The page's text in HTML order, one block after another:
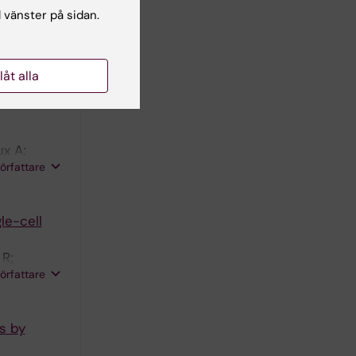
A;
cell
by
på sidan.
alla